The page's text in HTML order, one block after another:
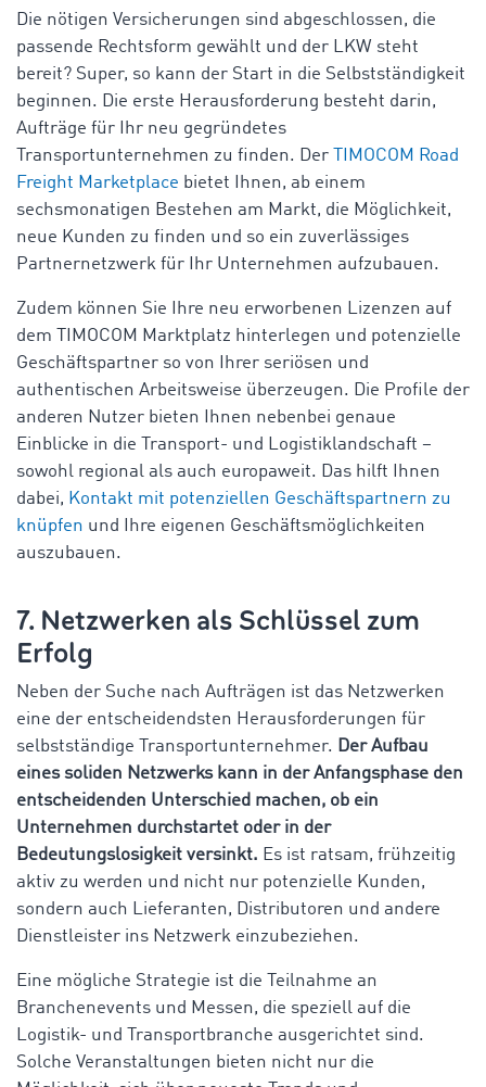
Die nötigen Versicherungen sind abgeschlossen, die
passende Rechtsform gewählt und der LKW steht
bereit? Super, so kann der Start in die Selbstständigkeit
beginnen. Die erste Herausforderung besteht darin,
Aufträge für Ihr neu gegründetes
Transportunternehmen zu finden. Der
TIMOCOM Road
Freight Marketplace bietet Ihnen, ab einem
sechsmonatigen Bestehen am Markt, die Möglichkeit,
neue Kunden zu finden und so ein zuverlässiges
Partnernetzwerk für Ihr Unternehmen aufzubauen.
Zudem können Sie Ihre neu erworbenen Lizenzen auf
dem TIMOCOM Marktplatz hinterlegen und potenzielle
Geschäftspartner so von Ihrer seriösen und
authentischen Arbeitsweise überzeugen. Die Profile der
anderen Nutzer bieten Ihnen nebenbei genaue
Einblicke in die Transport- und Logistiklandschaft –
sowohl regional als auch europaweit. Das hilft Ihnen
dabei, Kontakt mit potenziellen Geschäftspartnern zu
knüpfen und Ihre eigenen Geschäftsmöglichkeiten
auszubauen.
7. Netzwerken als Schlüssel zum
Erfolg
Neben der Suche nach Aufträgen ist das Netzwerken
eine der entscheidendsten Herausforderungen für
selbstständige Transportunternehmer. Der Aufbau
eines soliden Netzwerks kann in der Anfangsphase den
entscheidenden Unterschied machen, ob ein
Unternehmen durchstartet oder in der
Bedeutungslosigkeit versinkt. Es ist ratsam, frühzeitig
aktiv zu werden und nicht nur potenzielle Kunden,
sondern auch Lieferanten, Distributoren und andere
Dienstleister ins Netzwerk einzubeziehen.
Eine mögliche Strategie ist die Teilnahme an
Branchenevents und Messen, die speziell auf die
Logistik- und Transportbranche ausgerichtet sind.
Solche Veranstaltungen bieten nicht nur die